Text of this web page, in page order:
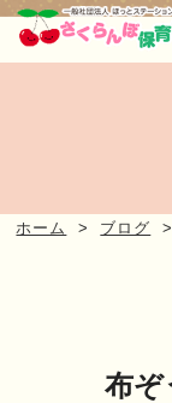
ホーム ブログ
布